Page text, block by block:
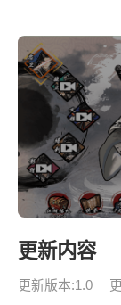
更新内容
更新版本:1.0